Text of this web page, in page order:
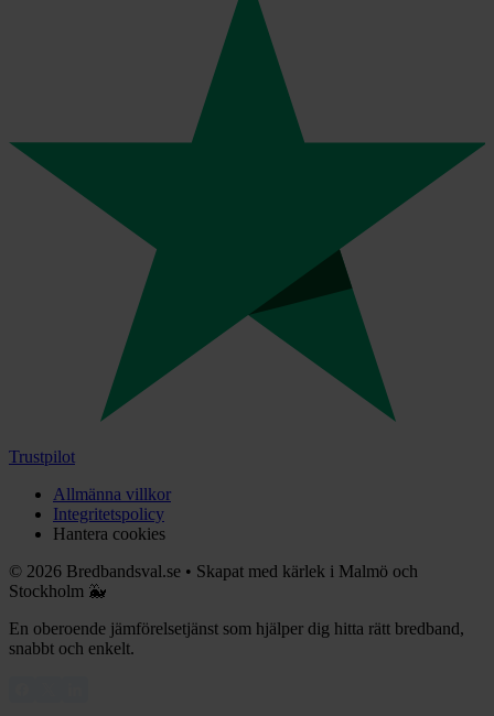
Trustpilot
Allmänna villkor
Integritetspolicy
Hantera cookies
© 2026 Bredbandsval.se • Skapat med kärlek i Malmö och
Stockholm 🐳
En oberoende jämförelsetjänst som hjälper dig hitta rätt bredband,
snabbt och enkelt.